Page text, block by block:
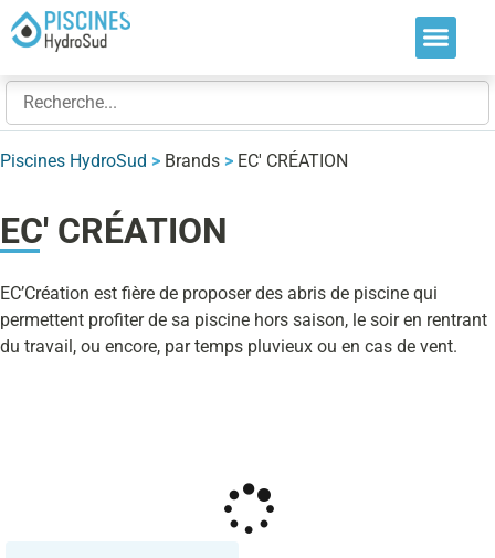
Piscines HydroSud > Brands > EC' CRÉATION
EC' CRÉATION
EC’Création est fière de proposer des abris de piscine qui
permettent profiter de sa piscine hors saison, le soir en rentrant
du travail, ou encore, par temps pluvieux ou en cas de vent.